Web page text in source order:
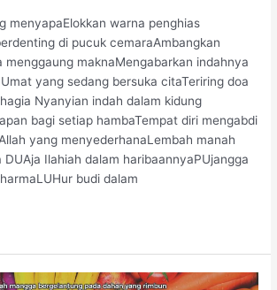
menyapaElokkan warna penghias
di pucuk cemaraAmbangkan
menggaung maknaMengabarkan indahnya
yang sedang bersuka citaTeriring doa
Nyanyian indah dalam kidung
bagi setiap hambaTempat diri mengabdi
yang menyederhanaLembah manah
Ilahiah dalam haribaannyaPUjangga
budi dalam